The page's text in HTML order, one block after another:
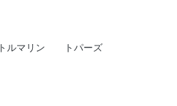
トルマリン トパーズ